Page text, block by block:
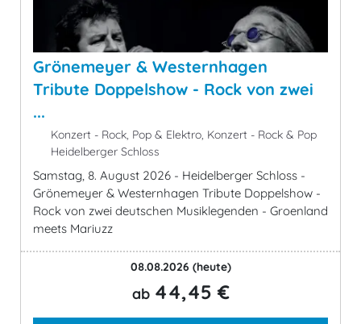
Grönemeyer & Westernhagen
Tribute Doppelshow - Rock von zwei
...
Konzert - Rock, Pop & Elektro, Konzert - Rock & Pop
Heidelberger Schloss
Samstag, 8. August 2026 - Heidelberger Schloss -
Grönemeyer & Westernhagen Tribute Doppelshow -
Rock von zwei deutschen Musiklegenden - Groenland
meets Mariuzz
08.08.2026 (heute)
ab 44,45 €